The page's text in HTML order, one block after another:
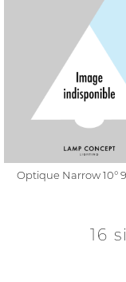
Optique Narrow 10°
16